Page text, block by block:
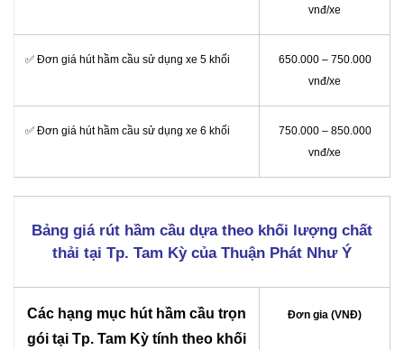
vnđ/xe
✅ Đơn giá hút hầm cầu sử dụng xe 5 khối
650.000 – 750.000
vnđ/xe
✅ Đơn giá hút hầm cầu sử dụng xe 6 khối
750.000 – 850.000
vnđ/xe
Bảng giá rút hầm cầu dựa theo khối lượng chất
thải tại Tp. Tam Kỳ của Thuận Phát Như Ý
Các hạng mục hút hầm cầu trọn
gói tại Tp. Tam Kỳ tính theo khối
Đơn gia (VNĐ)